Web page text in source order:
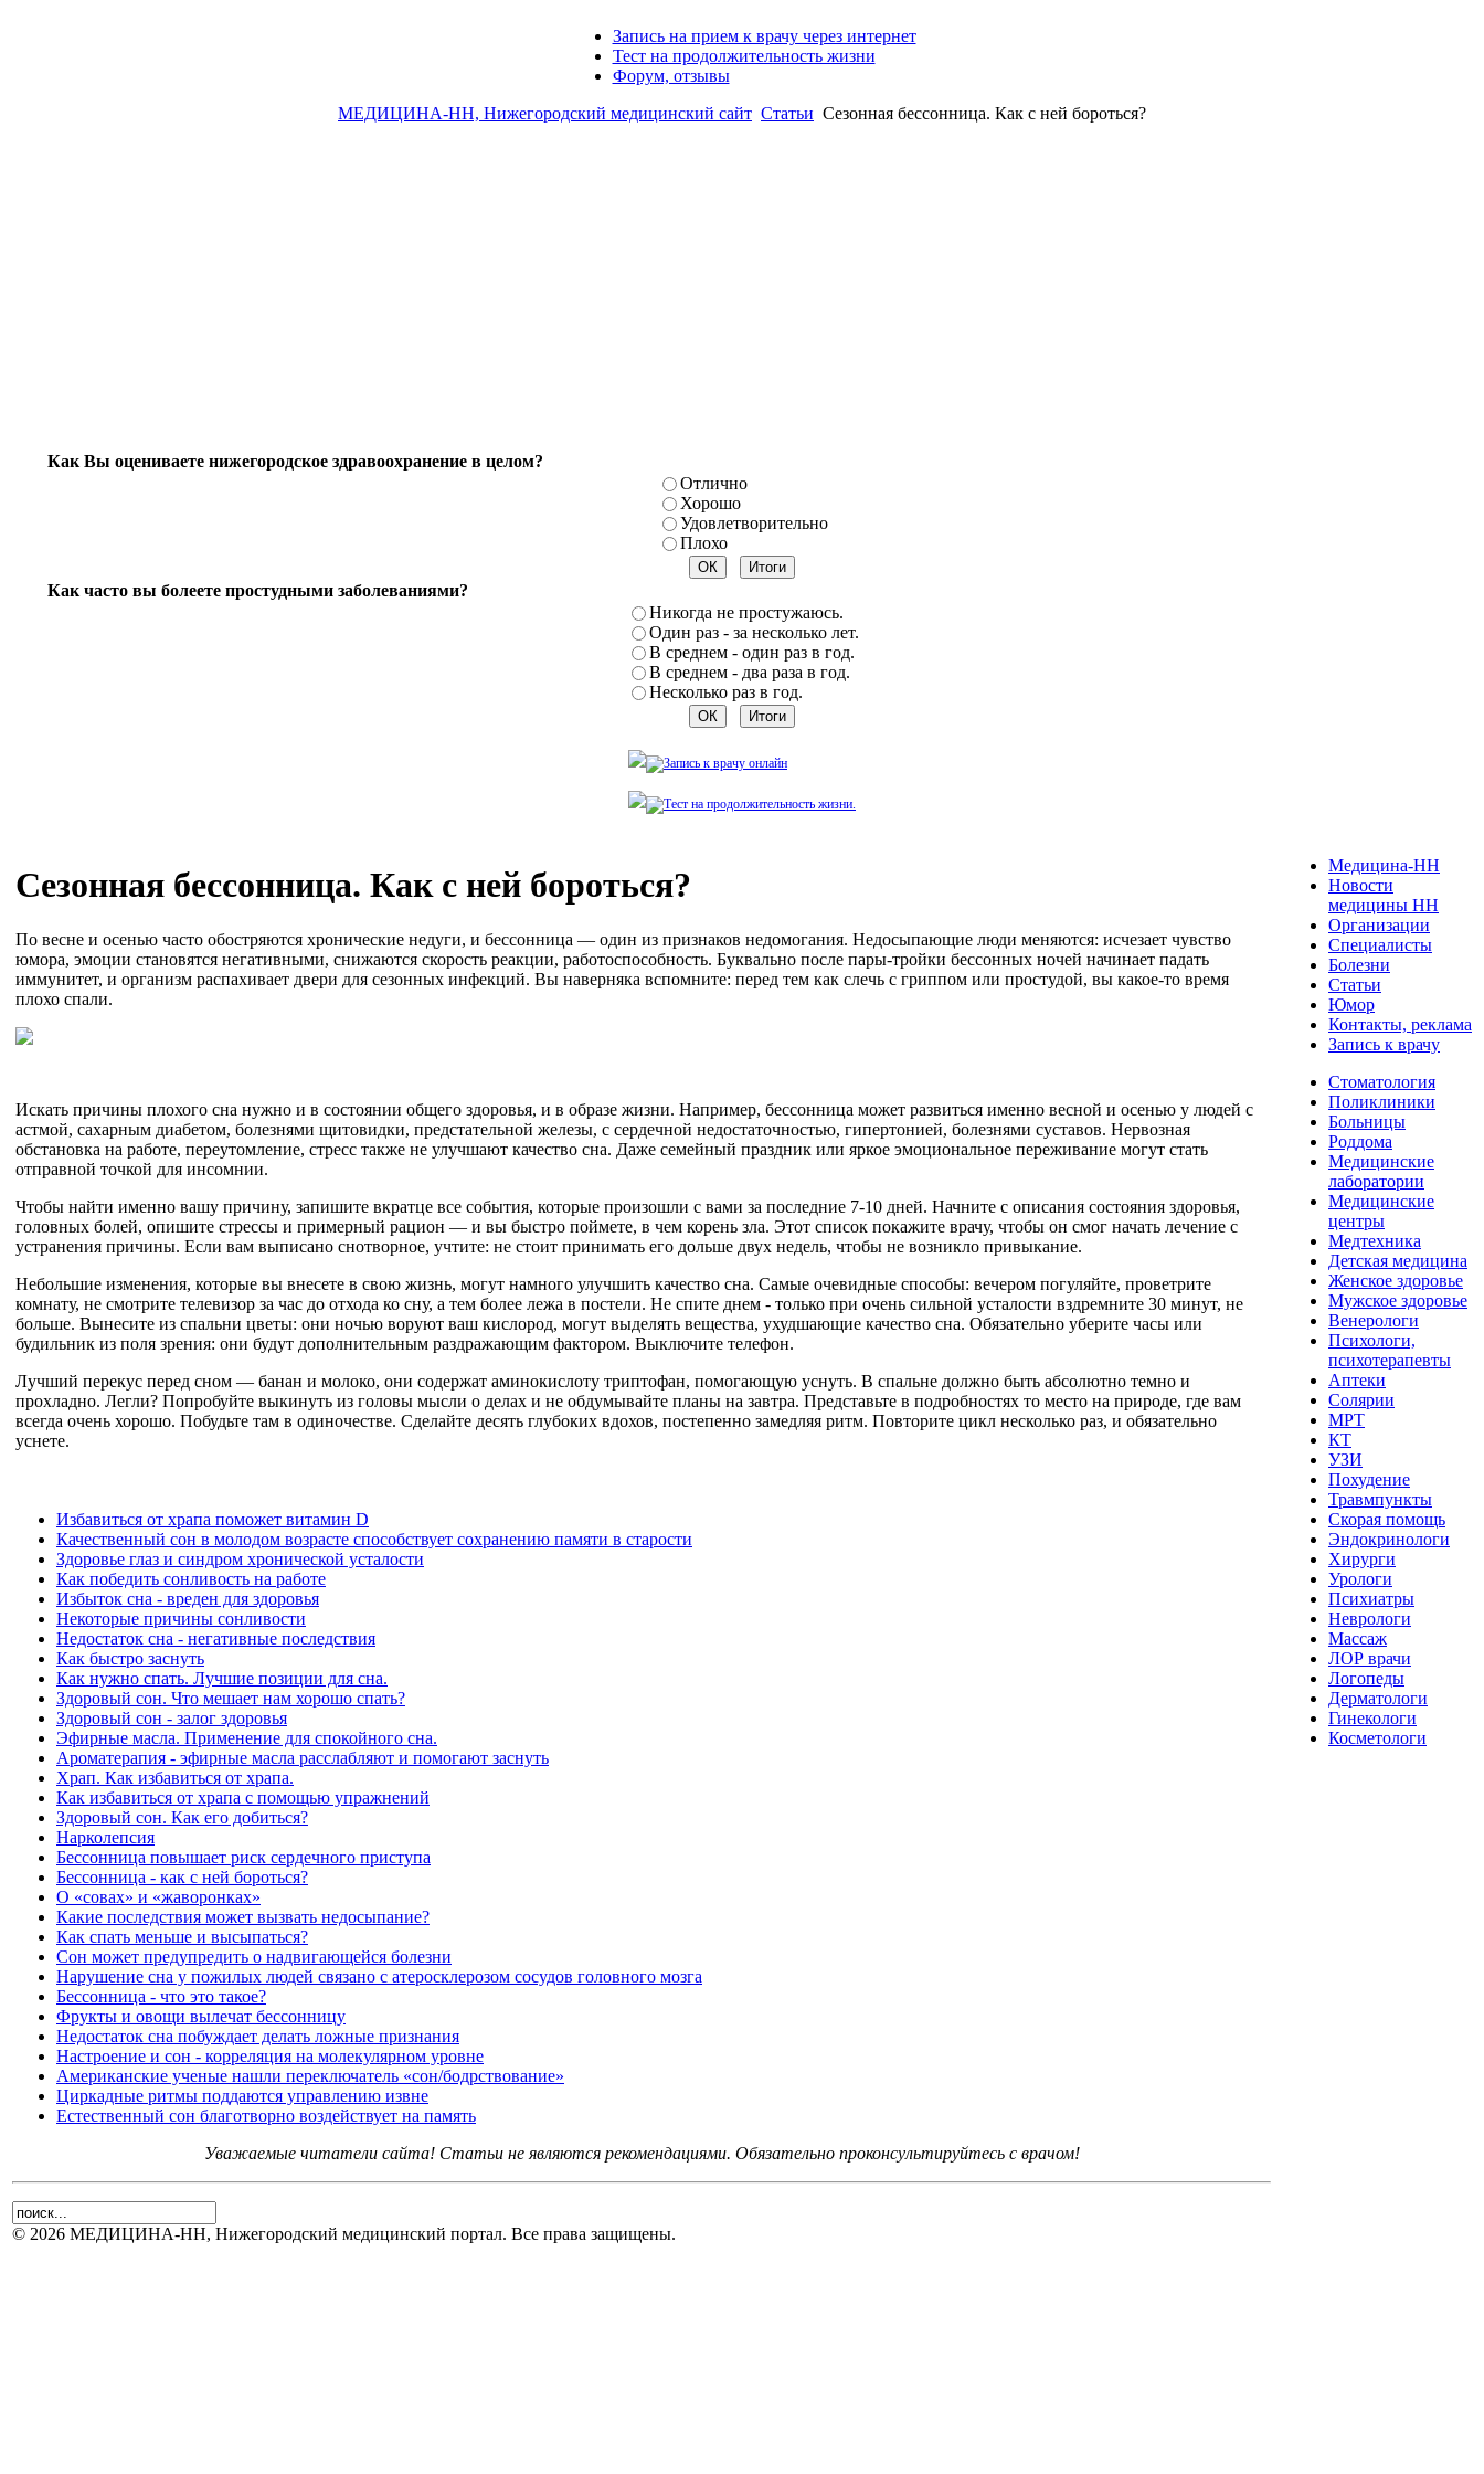
Запись на прием к врачу через интернет
Тест на продолжительность жизни
Форум, отзывы
МЕДИЦИНА-НН, Нижегородский медицинский сайт Статьи Сезонная бессонница. Как с ней бороться?
Как Вы оцениваете нижегородское здравоохранение в целом?
Отлично
Хорошо
Удовлетворительно
Плохо
Как часто вы болеете простудными заболеваниями?
Никогда не простужаюсь.
Один раз - за несколько лет.
В среднем - один раз в год.
В среднем - два раза в год.
Несколько раз в год.
Сезонная бессонница. Как с ней бороться?
По весне и осенью часто обостряются хронические недуги, и бессонница — один из признаков недомогания. Недосыпающие люди меняются: исчезает чувство
юмора, эмоции становятся негативными, снижаются скорость реакции, работоспособность. Буквально после пары-тройки бессонных ночей начинает падать
иммунитет, и организм распахивает двери для сезонных инфекций. Вы наверняка вспомните: перед тем как слечь с гриппом или простудой, вы какое-то время
плохо спали.
Искать причины плохого сна нужно и в состоянии общего здоровья, и в образе жизни. Например, бессонница может развиться именно весной и осенью у людей с
астмой, сахарным диабетом, болезнями щитовидки, предстательной железы, с сердечной недостаточностью, гипертонией, болезнями суставов. Нервозная
обстановка на работе, переутомление, стресс также не улучшают качество сна. Даже семейный праздник или яркое эмоциональное переживание могут стать
отправной точкой для инсомнии.
Чтобы найти именно вашу причину, запишите вкратце все события, которые произошли с вами за последние 7-10 дней. Начните с описания состояния здоровья,
головных болей, опишите стрессы и примерный рацион — и вы быстро поймете, в чем корень зла. Этот список покажите врачу, чтобы он смог начать лечение с
устранения причины. Если вам выписано снотворное, учтите: не стоит принимать его дольше двух недель, чтобы не возникло привыкание.
Небольшие изменения, которые вы внесете в свою жизнь, могут намного улучшить качество сна. Самые очевидные способы: вечером погуляйте, проветрите
комнату, не смотрите телевизор за час до отхода ко сну, а тем более лежа в постели. Не спите днем - только при очень сильной усталости вздремните 30 минут, не
больше. Вынесите из спальни цветы: они ночью воруют ваш кислород, могут выделять вещества, ухудшающие качество сна. Обязательно уберите часы или
будильник из поля зрения: они будут дополнительным раздражающим фактором. Выключите телефон.
Лучший перекус перед сном — банан и молоко, они содержат аминокислоту триптофан, помогающую уснуть. В спальне должно быть абсолютно темно и
прохладно. Легли? Попробуйте выкинуть из головы мысли о делах и не обдумывайте планы на завтра. Представьте в подробностях то место на природе, где вам
всегда очень хорошо. Побудьте там в одиночестве. Сделайте десять глубоких вдохов, постепенно замедляя ритм. Повторите цикл несколько раз, и обязательно
уснете.
Избавиться от храпа поможет витамин D
Качественный сон в молодом возрасте способствует сохранению памяти в старости
Здоровье глаз и синдром хронической усталости
Как победить сонливость на работе
Избыток сна - вреден для здоровья
Некоторые причины сонливости
Недостаток сна - негативные последствия
Как быстро заснуть
Как нужно спать. Лучшие позиции для сна.
Здоровый сон. Что мешает нам хорошо спать?
Здоровый сон - залог здоровья
Эфирные масла. Применение для спокойного сна.
Ароматерапия - эфирные масла расслабляют и помогают заснуть
Храп. Как избавиться от храпа.
Как избавиться от храпа с помощью упражнений
Здоровый сон. Как его добиться?
Нарколепсия
Бессонница повышает риск сердечного приступа
Бессонница - как с ней бороться?
О «совах» и «жаворонках»
Какие последствия может вызвать недосыпание?
Как спать меньше и высыпаться?
Сон может предупредить о надвигающейся болезни
Нарушение сна у пожилых людей связано с атеросклерозом сосудов головного мозга
Бессонница - что это такое?
Фрукты и овощи вылечат бессонницу
Недостаток сна побуждает делать ложные признания
Настроение и сон - корреляция на молекулярном уровне
Американские ученые нашли переключатель «сон/бодрствование»
Циркадные ритмы поддаются управлению извне
Естественный сон благотворно воздействует на память
Уважаемые читатели сайта! Статьи не являются рекомендациями. Обязательно проконсультируйтесь с врачом!
© 2026 МЕДИЦИНА-НН, Нижегородский медицинский портал. Все права защищены.
Медицина-НН
Новости
медицины НН
Организации
Специалисты
Болезни
Статьи
Юмор
Контакты, реклама
Запись к врачу
Стоматология
Поликлиники
Больницы
Роддома
Медицинские
лаборатории
Медицинские
центры
Медтехника
Детская медицина
Женское здоровье
Мужское здоровье
Венерологи
Психологи,
психотерапевты
Аптеки
Солярии
МРТ
КТ
УЗИ
Похудение
Травмпункты
Скорая помощь
Эндокринологи
Хирурги
Урологи
Психиатры
Неврологи
Массаж
ЛОР врачи
Логопеды
Дерматологи
Гинекологи
Косметологи